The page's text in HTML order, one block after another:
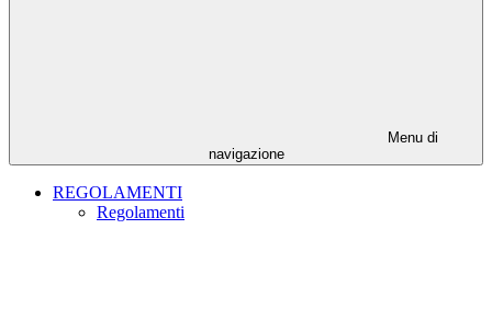
Menu di
navigazione
REGOLAMENTI
Regolamenti